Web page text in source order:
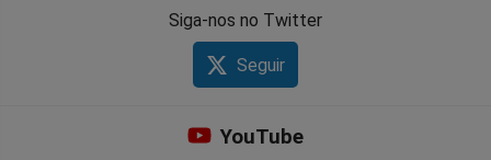
Siga-nos no Twitter
Seguir
YouTube